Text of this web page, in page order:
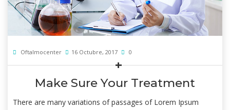
Oftalmocenter 16 Octubre, 2017 0
Make Sure Your Treatment
There are many variations of passages of Lorem Ipsum